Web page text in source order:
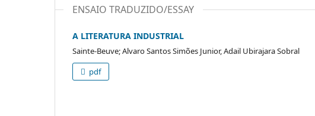
ENSAIO TRADUZIDO/ESSAY
A LITERATURA INDUSTRIAL
Sainte-Beuve; Alvaro Santos Simões Junior, Adail Ubirajara Sobral
pdf